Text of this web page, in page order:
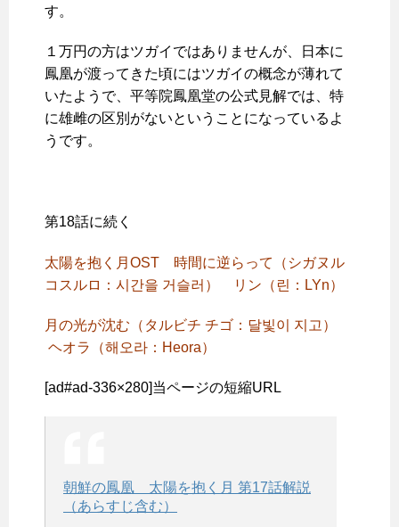
す。
１万円の方はツガイではありませんが、日本に
鳳凰が渡ってきた頃にはツガイの概念が薄れて
いたようで、平等院鳳凰堂の公式見解では、特
に雄雌の区別がないということになっているよ
うです。
第18話に続く
太陽を抱く月OST 時間に逆らって（シガヌル
コスルロ：시간을 거슬러） リン（린：LYn）
月の光が沈む（タルビチ チゴ：달빛이 지고）
ヘオラ（해오라：Heora）
[ad#ad-336×280]当ページの短縮URL
朝鮮の鳳凰 太陽を抱く月 第17話解説
（あらすじ含む）